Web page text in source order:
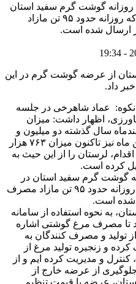
روزانه گوشت گرم سفید استان
در سال گذشته میزان ۲۰۵ تن بود که روزانه حدود ۹۵ تن مازاد
ارسال شده است.
از عرضه گوشت گرم در این
عماد شاهرخی در جلسه
اظهار داشت: میزان
سال گذشته دو میلیون و
۱۰۰ هزار قطعه بوده و در فروردین ماه نیز تاکنون میزان ۷۶۳ هزار
لرستان را از این حیث به
کرده است.
گوشت گرم سفید استان در
سال گذشته میزان ۲۰۵ تن بود که روزانه حدود ۹۵ تن مازاد مصرف
شده است.
به نحوه استفاده از سامانه
تا مصرف مرغ گوشتی اشاره
تولید و مصرف کنندگان به
و زنجیره تولید مرغ از
و مدیریت کرده ایم و از
از عرضه خارج از
عرضه با قیمت تنظیم